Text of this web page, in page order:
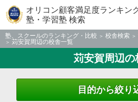
オリコン顧客満足度ランキン
塾・学習塾 検索
塾、スクールのランキング・比較 校舎検索
苅安賀周辺の校舎一覧
苅安賀周辺の
目的から絞り